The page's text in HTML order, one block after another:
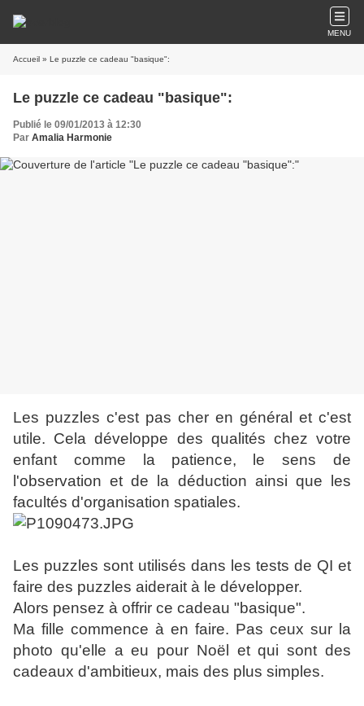
MENU
Accueil » Le puzzle ce cadeau "basique":
Le puzzle ce cadeau "basique":
Publié le 09/01/2013 à 12:30
Par Amalia Harmonie
Les puzzles c'est pas cher en général et c'est
utile. Cela développe des qualités chez votre
enfant comme la patience, le sens de
l'observation et de la déduction ainsi que les
facultés d'organisation spatiales.
Les puzzles sont utilisés dans les tests de QI et
faire des puzzles aiderait à le développer.
Alors pensez à offrir ce cadeau "basique".
Ma fille commence à en faire. Pas ceux sur la
photo qu'elle a eu pour Noël et qui sont des
cadeaux d'ambitieux, mais des plus simples.